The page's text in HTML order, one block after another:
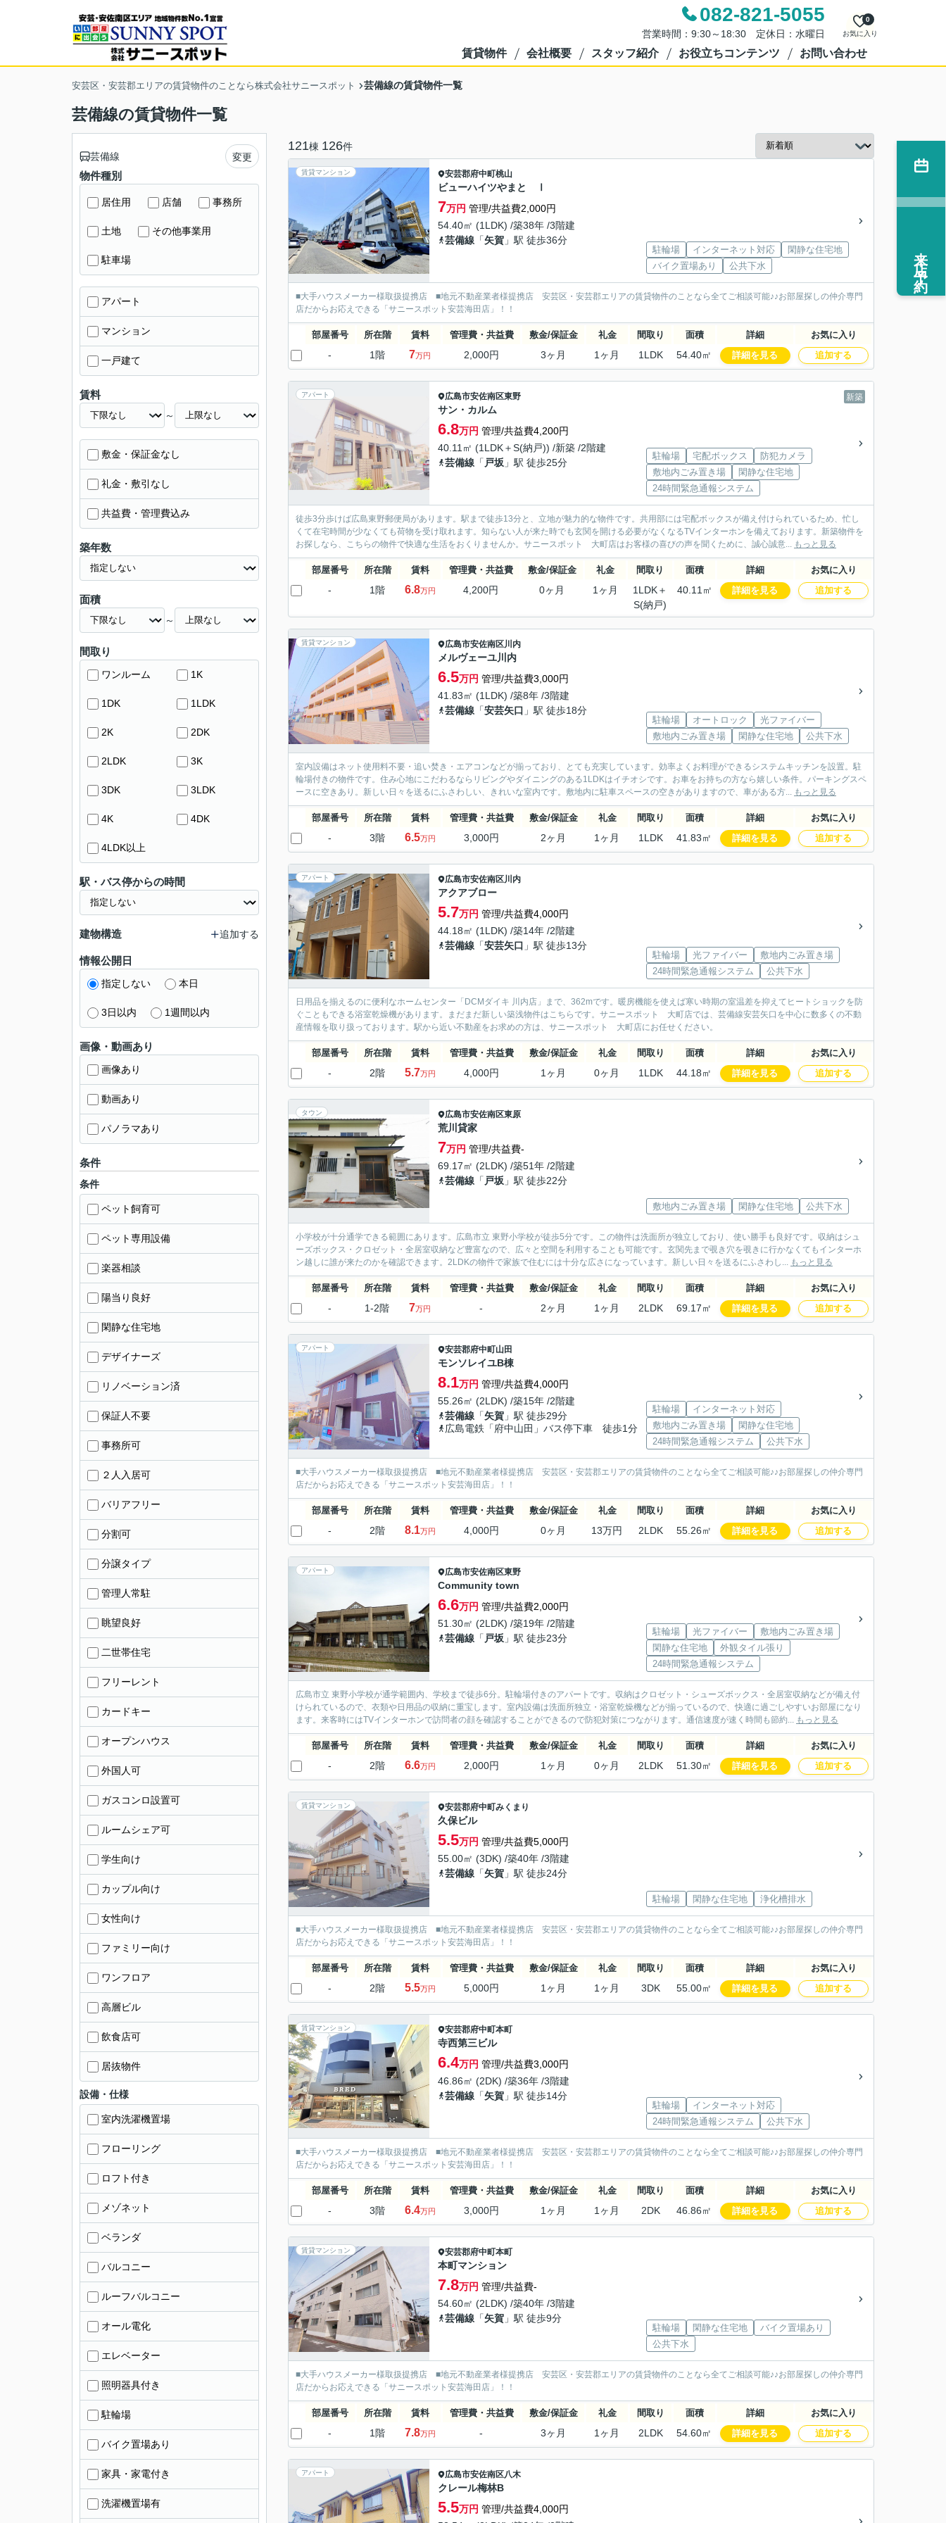
082-821-5055
営業時間：9:30～18:30 定休日：水曜日 お気に入り
0
賃貸物件 会社概要 スタッフ紹介 お役立ちコンテンツ お問い合わせ
安芸区・安芸郡エリアの賃貸物件のことなら株式会社サニースポット 芸備線の賃貸物件一覧
芸備線の賃貸物件一覧
121棟 126件
賃貸マンション 安芸郡府中町桃山
ビューハイツやまと Ⅰ
7万円 管理/共益費2,000円
54.40㎡ (1LDK) /築38年 /3階建
芸備線 「矢賀 」駅 徒歩36分
駐輪場 インターネット対応
閑静な住宅地
バイク置場あり
公共下水
■大手ハウスメーカー様取扱提携店 ■地元不動産業者様提携店 安芸区・安芸郡エリアの賃貸物件のことなら全てご相談可能♪♪お部屋探しの仲介専門
店だからお応えできる「サニースポット安芸海田店」！！
部屋番号 所在階 賃料 管理費・共益費 敷金/保証金 礼金 間取り 面積 詳細 お気に入り
- 1階 7万円 2,000円 3ヶ月 1ヶ月 1LDK 54.40㎡ 詳細を見る 追加する
アパート 新築
広島市安佐南区東野
サン・カルム
6.8万円 管理/共益費4,200円
40.11㎡ (1LDK＋S(納戸)) /新築 /2階建
芸備線 「 戸坂 」駅 徒歩25分
駐輪場 宅配ボックス
防犯カメラ
敷地内ごみ置き場
閑静な住宅地
24時間緊急通報システム
徒歩3分歩けば広島東野郵便局があります。駅まで徒歩13分と、立地が魅力的な物件です。共用部には宅配ボックスが備え付けられているため、忙し
くて在宅時間が少なくても荷物を受け取れます。知らない人が来た時でも玄関を開ける必要がなくなるTVインターホンを備えております。新築物件を
お探しなら、こちらの物件で快適な生活をおくりませんか。サニースポット 大町店はお客様の喜びの声を聞くために、誠心誠意... もっと見る
部屋番号 所在階 賃料 管理費・共益費 敷金/保証金 礼金 間取り 面積 詳細 お気に入り
- 1階 6.8万円 4,200円 0ヶ月 1ヶ月
1LDK＋
S(納戸)
40.11㎡ 詳細を見る 追加する
賃貸マンション 広島市安佐南区川内
メルヴェーユ川内
6.5万円 管理/共益費3,000円
41.83㎡ (1LDK) /築8年 /3階建
芸備線 「安芸矢口 」駅 徒歩18分
駐輪場 オートロック
光ファイバー
敷地内ごみ置き場
閑静な住宅地 公共下水
室内設備はネット使用料不要・追い焚き・エアコンなどが揃っており、とても充実しています。効率よくお料理ができるシステムキッチンを設置。駐
輪場付きの物件です。住み心地にこだわるならリビングやダイニングのある1LDKはイチオシです。お車をお持ちの方なら嬉しい条件。パーキングスペ
ースに空きあり。新しい日々を送るにふさわしい、きれいな室内です。敷地内に駐車スペースの空きがありますので、車がある方... もっと見る
部屋番号 所在階 賃料 管理費・共益費 敷金/保証金 礼金 間取り 面積 詳細 お気に入り
- 3階 6.5万円 3,000円 2ヶ月 1ヶ月 1LDK 41.83㎡ 詳細を見る 追加する
アパート 広島市安佐南区川内
アクアブロー
5.7万円 管理/共益費4,000円
44.18㎡ (1LDK) /築14年 /2階建
芸備線 「安芸矢口 」駅 徒歩13分
駐輪場 光ファイバー
敷地内ごみ置き場
24時間緊急通報システム
公共下水
日用品を揃えるのに便利なホームセンター「DCMダイキ 川内店」まで、362mです。暖房機能を使えば寒い時期の室温差を抑えてヒートショックを防
ぐこともできる浴室乾燥機があります。まだまだ新しい築浅物件はこちらです。サニースポット 大町店では、芸備線安芸矢口を中心に数多くの不動
産情報を取り扱っております。駅から近い不動産をお求めの方は、サニースポット 大町店にお任せください。
部屋番号 所在階 賃料 管理費・共益費 敷金/保証金 礼金 間取り 面積 詳細 お気に入り
- 2階 5.7万円 4,000円 1ヶ月 0ヶ月 1LDK 44.18㎡ 詳細を見る 追加する
タウン 広島市安佐南区東原
荒川貸家
7万円 管理/共益費-
69.17㎡ (2LDK) /築51年 /2階建
芸備線 「 戸坂 」駅 徒歩22分
敷地内ごみ置き場 閑静な住宅地 公共下水
小学校が十分通学できる範囲にあります。広島市立 東野小学校が徒歩5分です。この物件は洗面所が独立しており、使い勝手も良好です。収納はシュ
ーズボックス・クロゼット・全居室収納など豊富なので、広々と空間を利用することも可能です。玄関先まで覗き穴を覗きに行かなくてもインターホ
ン越しに誰が来たのかを確認できます。2LDKの物件で家族で住むには十分な広さになっています。新しい日々を送るにふさわし... もっと見る
部屋番号 所在階 賃料 管理費・共益費 敷金/保証金 礼金 間取り 面積 詳細 お気に入り
- 1-2階 7万円 - 2ヶ月 1ヶ月 2LDK 69.17㎡ 詳細を見る 追加する
アパート 安芸郡府中町山田
モンソレイユB棟
8.1万円 管理/共益費4,000円
55.26㎡ (2LDK) /築15年 /2階建
芸備線 「矢賀 」駅 徒歩29分
広島電鉄「府中山田」バス停下車 徒歩1分
駐輪場
インターネット対応
敷地内ごみ置き場
閑静な住宅地
24時間緊急通報システム
公共下水
■大手ハウスメーカー様取扱提携店 ■地元不動産業者様提携店 安芸区・安芸郡エリアの賃貸物件のことなら全てご相談可能♪♪お部屋探しの仲介専門
店だからお応えできる「サニースポット安芸海田店」！！
部屋番号 所在階 賃料 管理費・共益費 敷金/保証金 礼金 間取り 面積 詳細 お気に入り
- 2階 8.1万円 4,000円 0ヶ月 13万円 2LDK 55.26㎡ 詳細を見る 追加する
アパート 広島市安佐南区東野
Community town
6.6万円 管理/共益費2,000円
51.30㎡ (2LDK) /築19年 /2階建
芸備線 「 戸坂 」駅 徒歩23分
駐輪場 光ファイバー
敷地内ごみ置き場
閑静な住宅地
外観タイル張り
24時間緊急通報システム
広島市立 東野小学校が通学範囲内、学校まで徒歩6分。駐輪場付きのアパートです。収納はクロゼット・シューズボックス・全居室収納などが備え付
けられているので、衣類や日用品の収納に重宝します。室内設備は洗面所独立・浴室乾燥機などが揃っているので、快適に過ごしやすいお部屋になり
ます。来客時にはTVインターホンで訪問者の顔を確認することができるので防犯対策につながります。通信速度が速く時間も節約... もっと見る
部屋番号 所在階 賃料 管理費・共益費 敷金/保証金 礼金 間取り 面積 詳細 お気に入り
- 2階 6.6万円 2,000円 1ヶ月 0ヶ月 2LDK 51.30㎡ 詳細を見る 追加する
賃貸マンション 安芸郡府中町みくまり
久保ビル
5.5万円 管理/共益費5,000円
55.00㎡ (3DK) /築40年 /3階建
芸備線 「矢賀 」駅 徒歩24分
駐輪場 閑静な住宅地 浄化槽排水
■大手ハウスメーカー様取扱提携店 ■地元不動産業者様提携店 安芸区・安芸郡エリアの賃貸物件のことなら全てご相談可能♪♪お部屋探しの仲介専門
店だからお応えできる「サニースポット安芸海田店」！！
部屋番号 所在階 賃料 管理費・共益費 敷金/保証金 礼金 間取り 面積 詳細 お気に入り
- 2階 5.5万円 5,000円 1ヶ月 1ヶ月 3DK 55.00㎡ 詳細を見る 追加する
賃貸マンション 安芸郡府中町本町
寺西第三ビル
6.4万円 管理/共益費3,000円
46.86㎡ (2DK) /築36年 /3階建
芸備線 「矢賀 」駅 徒歩14分
駐輪場
インターネット対応
24時間緊急通報システム
公共下水
■大手ハウスメーカー様取扱提携店 ■地元不動産業者様提携店 安芸区・安芸郡エリアの賃貸物件のことなら全てご相談可能♪♪お部屋探しの仲介専門
店だからお応えできる「サニースポット安芸海田店」！！
部屋番号 所在階 賃料 管理費・共益費 敷金/保証金 礼金 間取り 面積 詳細 お気に入り
- 3階 6.4万円 3,000円 1ヶ月 1ヶ月 2DK 46.86㎡ 詳細を見る 追加する
賃貸マンション 安芸郡府中町本町
本町マンション
7.8万円 管理/共益費-
54.60㎡ (2LDK) /築40年 /3階建
芸備線 「矢賀 」駅 徒歩9分
駐輪場 閑静な住宅地
バイク置場あり
公共下水
■大手ハウスメーカー様取扱提携店 ■地元不動産業者様提携店 安芸区・安芸郡エリアの賃貸物件のことなら全てご相談可能♪♪お部屋探しの仲介専門
店だからお応えできる「サニースポット安芸海田店」！！
部屋番号 所在階 賃料 管理費・共益費 敷金/保証金 礼金 間取り 面積 詳細 お気に入り
- 1階 7.8万円 - 3ヶ月 1ヶ月 2LDK 54.60㎡ 詳細を見る 追加する
アパート 広島市安佐南区八木
クレール梅林B
5.5万円 管理/共益費4,000円
芸備線 変更
物件種別
居住用 店舗 事務所
土地 その他事業用
駐車場
アパート
マンション
一戸建て
賃料
～
敷金・保証金なし
礼金・敷引なし
共益費・管理費込み
築年数
面積
～
間取り
ワンルーム 1K
1DK 1LDK
2K 2DK
2LDK 3K
3DK 3LDK
4K 4DK
4LDK以上
駅・バス停からの時間
建物構造 追加する
情報公開日
指定しない 本日
3日以内 1週間以内
画像・動画あり
画像あり
動画あり
パノラマあり
条件
条件
ペット飼育可
ペット専用設備
楽器相談
陽当り良好
閑静な住宅地
デザイナーズ
リノベーション済
保証人不要
事務所可
２人入居可
バリアフリー
分割可
分譲タイプ
管理人常駐
眺望良好
二世帯住宅
フリーレント
カードキー
オープンハウス
外国人可
ガスコンロ設置可
ルームシェア可
学生向け
カップル向け
女性向け
ファミリー向け
ワンフロア
高層ビル
飲食店可
居抜物件
設備・仕様
室内洗濯機置場
フローリング
ロフト付き
メゾネット
ベランダ
バルコニー
ルーフバルコニー
オール電化
エレベーター
照明器具付き
駐輪場
バイク置場あり
家具・家電付き
洗濯機置場有
来店予約